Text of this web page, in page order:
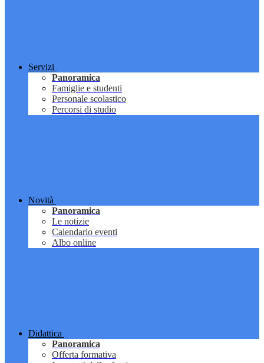
Servizi
Panoramica
Famiglie e studenti
Personale scolastico
Percorsi di studio
Novità
Panoramica
Le notizie
Calendario eventi
Albo online
Didattica
Panoramica
Offerta formativa